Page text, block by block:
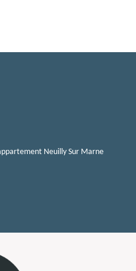
Neuilly Sur Marne